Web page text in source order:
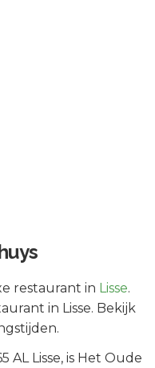
restaurant in Lisse.
in Lisse. Bekijk
AL Lisse, is Het Oude